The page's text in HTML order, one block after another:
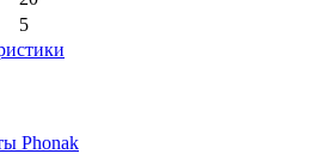
5
Phonak